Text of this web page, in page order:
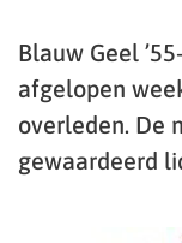
Blauw Geel
afgelopen
overleden. De
gewaardeerd